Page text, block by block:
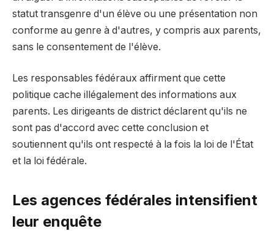
statut transgenre d'un élève ou une présentation non
conforme au genre à d'autres, y compris aux parents,
sans le consentement de l'élève.
Les responsables fédéraux affirment que cette
politique cache illégalement des informations aux
parents. Les dirigeants de district déclarent qu'ils ne
sont pas d'accord avec cette conclusion et
soutiennent qu'ils ont respecté à la fois la loi de l'État
et la loi fédérale.
Les agences fédérales intensifient
leur enquête